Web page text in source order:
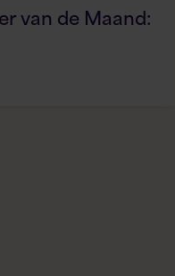
van de Maand: